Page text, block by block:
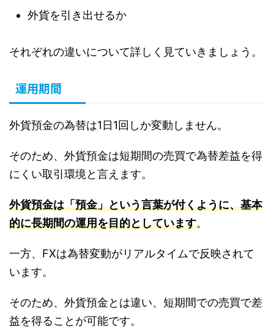
外貨を引き出せるか
それぞれの違いについて詳しく見ていきましょう。
運用期間
外貨預金の為替は1日1回しか変動しません。
そのため、外貨預金は短期間の売買で為替差益を得
にくい取引環境と言えます。
外貨預金は「預金」という言葉が付くように、基本
的に長期間の運用を目的としています。
一方、FXは為替変動がリアルタイムで反映されて
います。
そのため、外貨預金とは違い、短期間での売買で差
益を得ることが可能です。